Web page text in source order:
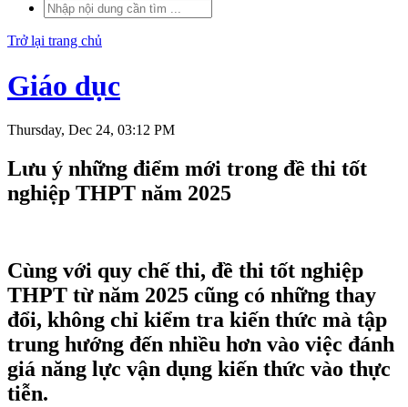
Trở lại trang chủ
Giáo dục
Thursday, Dec 24, 03:12 PM
Lưu ý những điểm mới trong đề thi tốt
nghiệp THPT năm 2025
Cùng với quy chế thi, đề thi tốt nghiệp
THPT từ năm 2025 cũng có những thay
đổi, không chỉ kiểm tra kiến thức mà tập
trung hướng đến nhiều hơn vào việc đánh
giá năng lực vận dụng kiến thức vào thực
tiễn.